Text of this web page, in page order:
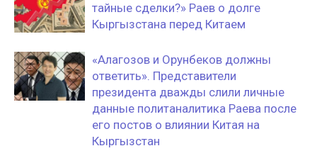
тайные сделки?» Раев о долге
Кыргызстана перед Китаем
«Алагозов и Орунбеков должны
ответить». Представители
президента дважды слили личные
данные политаналитика Раева после
его постов о влиянии Китая на
Кыргызстан